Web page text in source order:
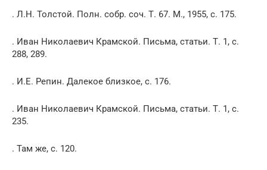
. Л.Н. Толстой. Полн. собр. соч. Т. 67. М., 1955, с. 175.
. Иван Николаевич Крамской. Письма, статьи. Т. 1, с.
288, 289.
. И.Е. Репин. Далекое близкое, с. 176.
. Иван Николаевич Крамской. Письма, статьи. Т. 1, с.
235.
. Там же, с. 120.